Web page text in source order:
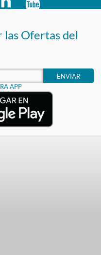
las Ofertas del
ENVIAR
APP